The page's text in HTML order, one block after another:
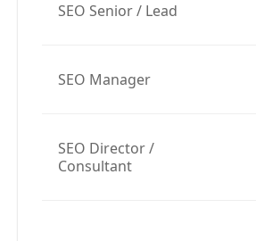
SEO Senior / Lead
SEO Manager
SEO Director /
Consultant